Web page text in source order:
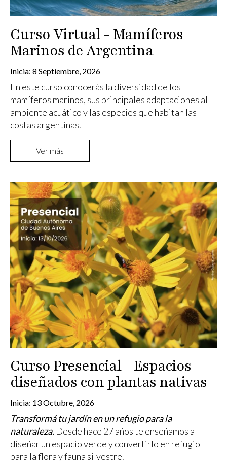
Curso Virtual - Mamíferos
Marinos de Argentina
Inicia: 8 Septiembre, 2026
En este curso conocerás la diversidad de los
mamíferos marinos, sus principales adaptaciones al
ambiente acuático y las especies que habitan las
costas argentinas.
Ver más
Curso Presencial - Espacios
diseñados con plantas nativas
Inicia: 13 Octubre, 2026
Transformá tu jardín en un refugio para la
naturaleza. Desde hace 27 años te enseñamos a
diseñar un espacio verde y convertirlo en refugio
para la flora y fauna silvestre.